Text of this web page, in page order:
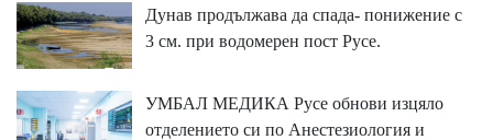
Дунав продължава да спада- понижение с
3 см. при водомерен пост Русе.
УМБАЛ МЕДИКА Русе обнови изцяло
отделението си по Анестезиология и